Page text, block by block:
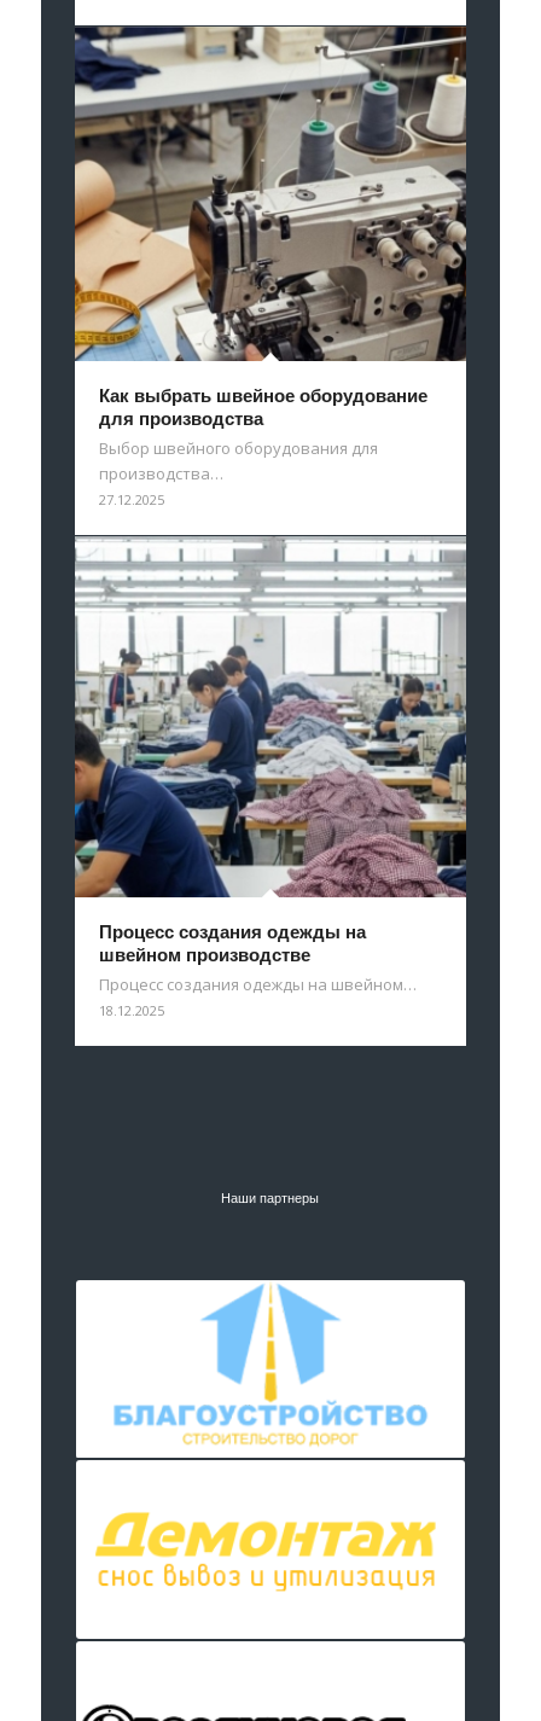
Как выбрать швейное оборудование
для производства
Выбор швейного оборудования для
производства…
27.12.2025
Процесс создания одежды на
швейном производстве
Процесс создания одежды на швейном…
18.12.2025
Наши партнеры